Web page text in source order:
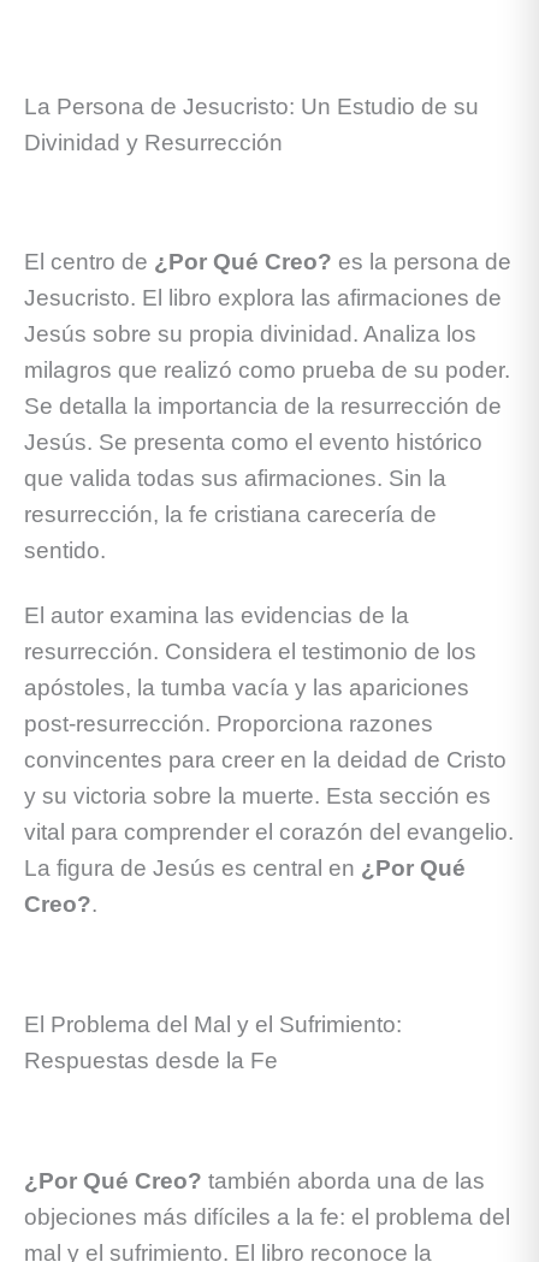
La Persona de Jesucristo: Un Estudio de su
Divinidad y Resurrección
El centro de ¿Por Qué Creo? es la persona de
Jesucristo. El libro explora las afirmaciones de
Jesús sobre su propia divinidad. Analiza los
milagros que realizó como prueba de su poder.
Se detalla la importancia de la resurrección de
Jesús. Se presenta como el evento histórico
que valida todas sus afirmaciones. Sin la
resurrección, la fe cristiana carecería de
sentido.
El autor examina las evidencias de la
resurrección. Considera el testimonio de los
apóstoles, la tumba vacía y las apariciones
post-resurrección. Proporciona razones
convincentes para creer en la deidad de Cristo
y su victoria sobre la muerte. Esta sección es
vital para comprender el corazón del evangelio.
La figura de Jesús es central en ¿Por Qué
Creo?.
El Problema del Mal y el Sufrimiento:
Respuestas desde la Fe
¿Por Qué Creo? también aborda una de las
objeciones más difíciles a la fe: el problema del
mal y el sufrimiento. El libro reconoce la